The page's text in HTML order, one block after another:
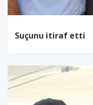
Suçunu itiraf etti